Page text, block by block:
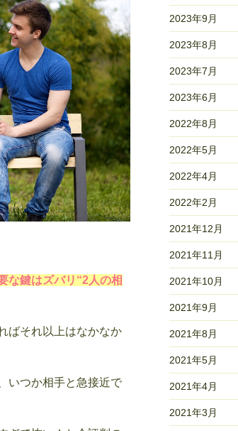
な鍵はズバリ“2人の相
ばそれ以上はなかなか
いつか相手と急接近で
2023年9月
2023年8月
2023年7月
2023年6月
2022年8月
2022年5月
2022年4月
2022年2月
2021年12月
2021年11月
2021年10月
2021年9月
2021年8月
2021年5月
2021年4月
2021年3月